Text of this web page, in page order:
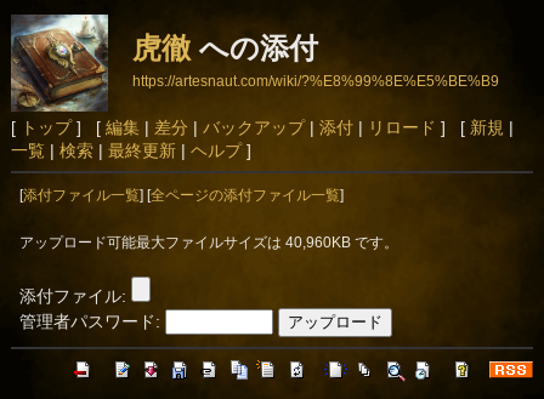
虎徹への添付
https://artesnaut.com/wiki/?%E8%99%8E%E5%BE%B9
[ トップ] [ 編集| 差分 | バックアップ| 添付| リロード ] [ 新規 |
一覧| 検索| 最終更新| ヘルプ]
[添付ファイル一覧 ] [全ページの添付ファイル一覧
アップロード可能最大ファイルサイズは 40,960KB です。
添付ファイル:
管理者パスワード: